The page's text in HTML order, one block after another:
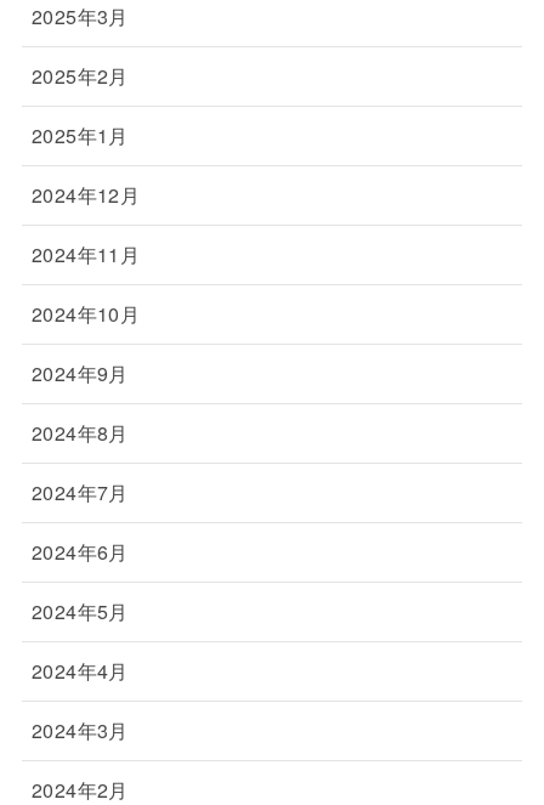
2025年3月
2025年2月
2025年1月
2024年12月
2024年11月
2024年10月
2024年9月
2024年8月
2024年7月
2024年6月
2024年5月
2024年4月
2024年3月
2024年2月